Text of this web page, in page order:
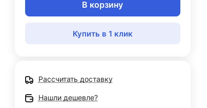
В корзину
Купить в 1 клик
Рассчитать доставку
Нашли дешевле?